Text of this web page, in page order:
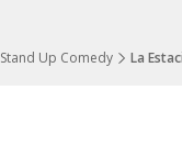
Stand Up Comedy La